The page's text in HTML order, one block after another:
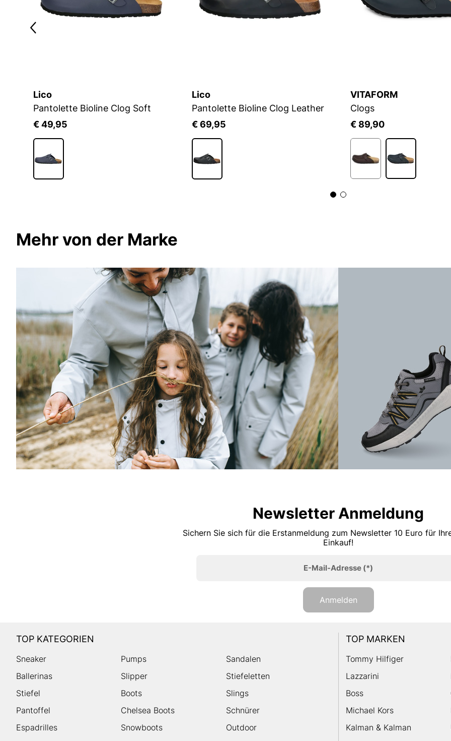
Lico
Pantolette Bioline Clog Soft
€ 49,95
Lico
Pantolette Bioline Clog Leather
€ 69,95
VITAFORM
Clogs
€ 89,90
Mehr von der Marke
Newsletter Anmeldung
Sichern Sie sich für die Erstanmeldung zum Newsletter 10 Euro für
Einkauf!
E-Mail-Adresse(*)
Anmelden
TOP KATEGORIEN
Sneaker Pumps
Sandalen
Ballerinas
Slipper
Stiefeletten
Stiefel
Boots
Slings
Pantoffel
Chelsea Boots
Schnürer
Espadrilles
Snowboots
Outdoor
TOP MARKEN
Tommy Hilfiger
Lazzarini
Boss
Michael Kors
Kalman & Kalman